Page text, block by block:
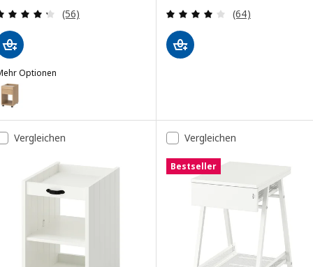
Überprüfung: 4.3 aus 5 sterne. Bewertungen
(56)
Optionen
TONSTAD, Schubladenelement auf Rollen, Eichenfurnier,
Überprüfung:
(64)
Vergleichen Vergleichen
Bestseller